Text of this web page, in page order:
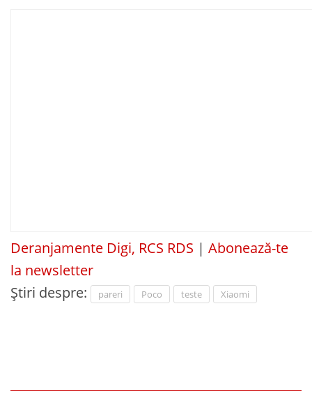
Deranjamente Digi, RCS RDS | Abonează-te
la newsletter
Știri despre:
pareri Poco teste Xiaomi